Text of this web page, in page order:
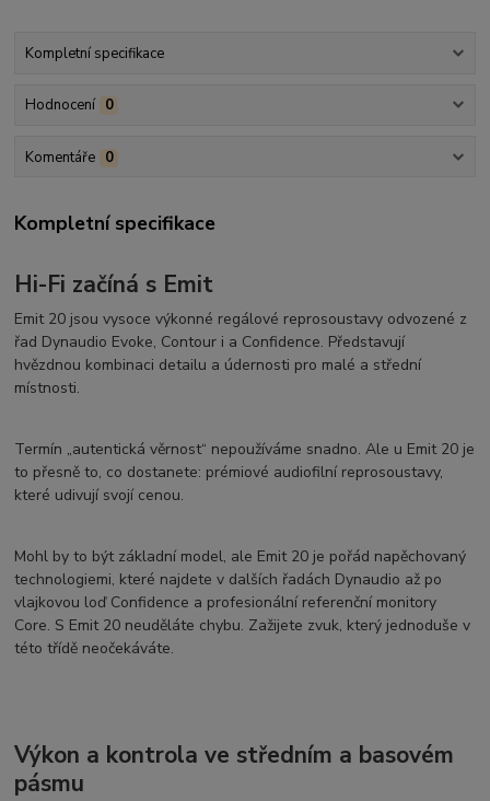
Kompletní specifikace
Hodnocení 0
Komentáře 0
Kompletní specifikace
Hi-Fi začíná s Emit
Emit 20 jsou vysoce výkonné regálové reprosoustavy odvozené z
řad Dynaudio Evoke, Contour i a Confidence. Představují
hvězdnou kombinaci detailu a údernosti pro malé a střední
místnosti.
Termín „autentická věrnost“ nepoužíváme snadno. Ale u Emit 20 je
to přesně to, co dostanete: prémiové audiofilní reprosoustavy,
které udivují svojí cenou.
Mohl by to být základní model, ale Emit 20 je pořád napěchovaný
technologiemi, které najdete v dalších řadách Dynaudio až po
vlajkovou loď Confidence a profesionální referenční monitory
Core. S Emit 20 neuděláte chybu. Zažijete zvuk, který jednoduše v
této třídě neočekáváte.
Výkon a kontrola ve středním a basovém
pásmu